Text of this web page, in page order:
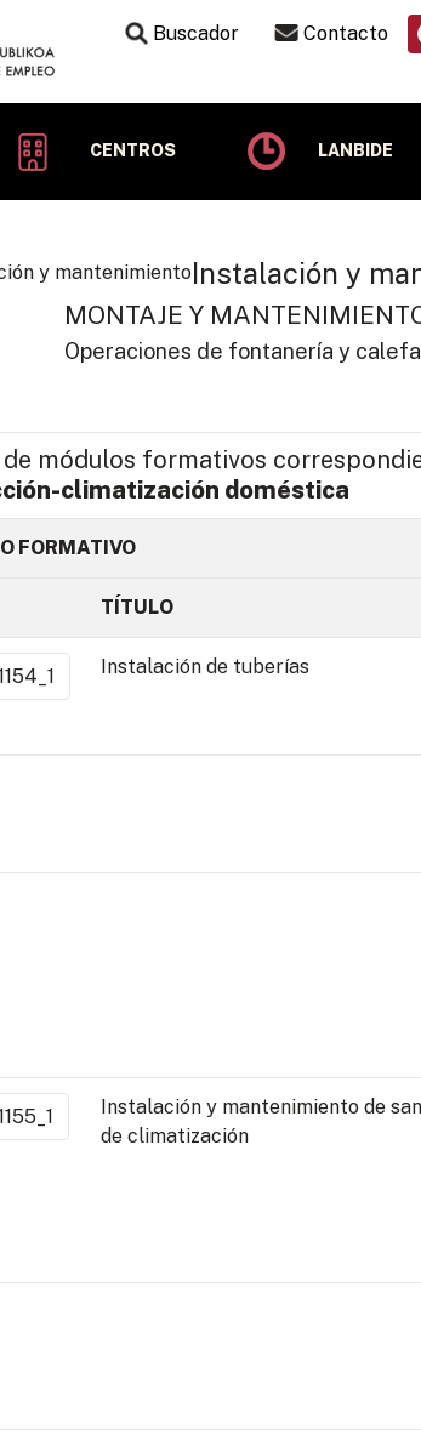
Buscador Contacto
CENTROS LANBIDE
Instalación y
MONTAJE Y
Operaciones de fontanería y
módulos formativos
climatización doméstica
FORMATIVO
TÍTULO
Instalación de tuberías
Instalación y mantenimiento de
de climatización